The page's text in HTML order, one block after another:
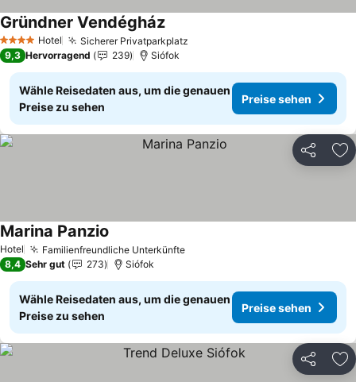
4 Sterne Hotel Sicherer Privatparkplatz
Gründner VendégházPreise sehen
9,3 Hervorragend 239 Siófok
Wähle Reisedaten aus, um die genauen
Preise zu sehen
Preise sehen
Teilen
Hotel Familienfreundliche UnterkünftePreise sehen
Marina Panzio
8,4 Sehr gut 273 Siófok
Wähle Reisedaten aus, um die genauen
Preise zu sehen
Preise sehen
Teilen